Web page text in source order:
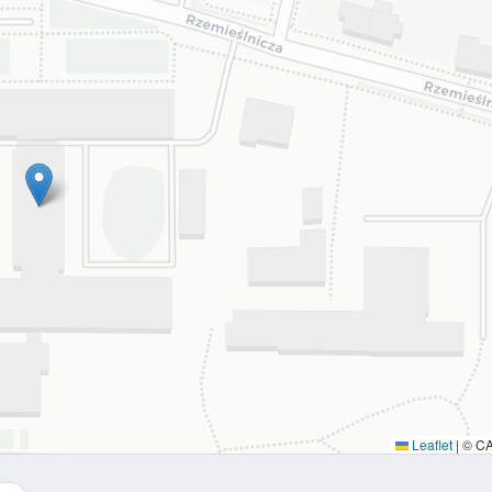
Leaflet | ©